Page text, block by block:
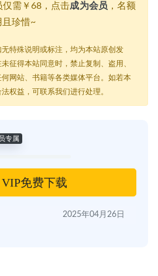
仅需￥68，点击成为会员 ，名额
且珍惜~
特殊说明或标注，均为本站原创发
征得本站同意时，禁止复制、盗用、
网站、书籍等各类媒体平台。如若本
权益，可联系我们进行处理。
专属
VIP免费下载
2025年04月26日